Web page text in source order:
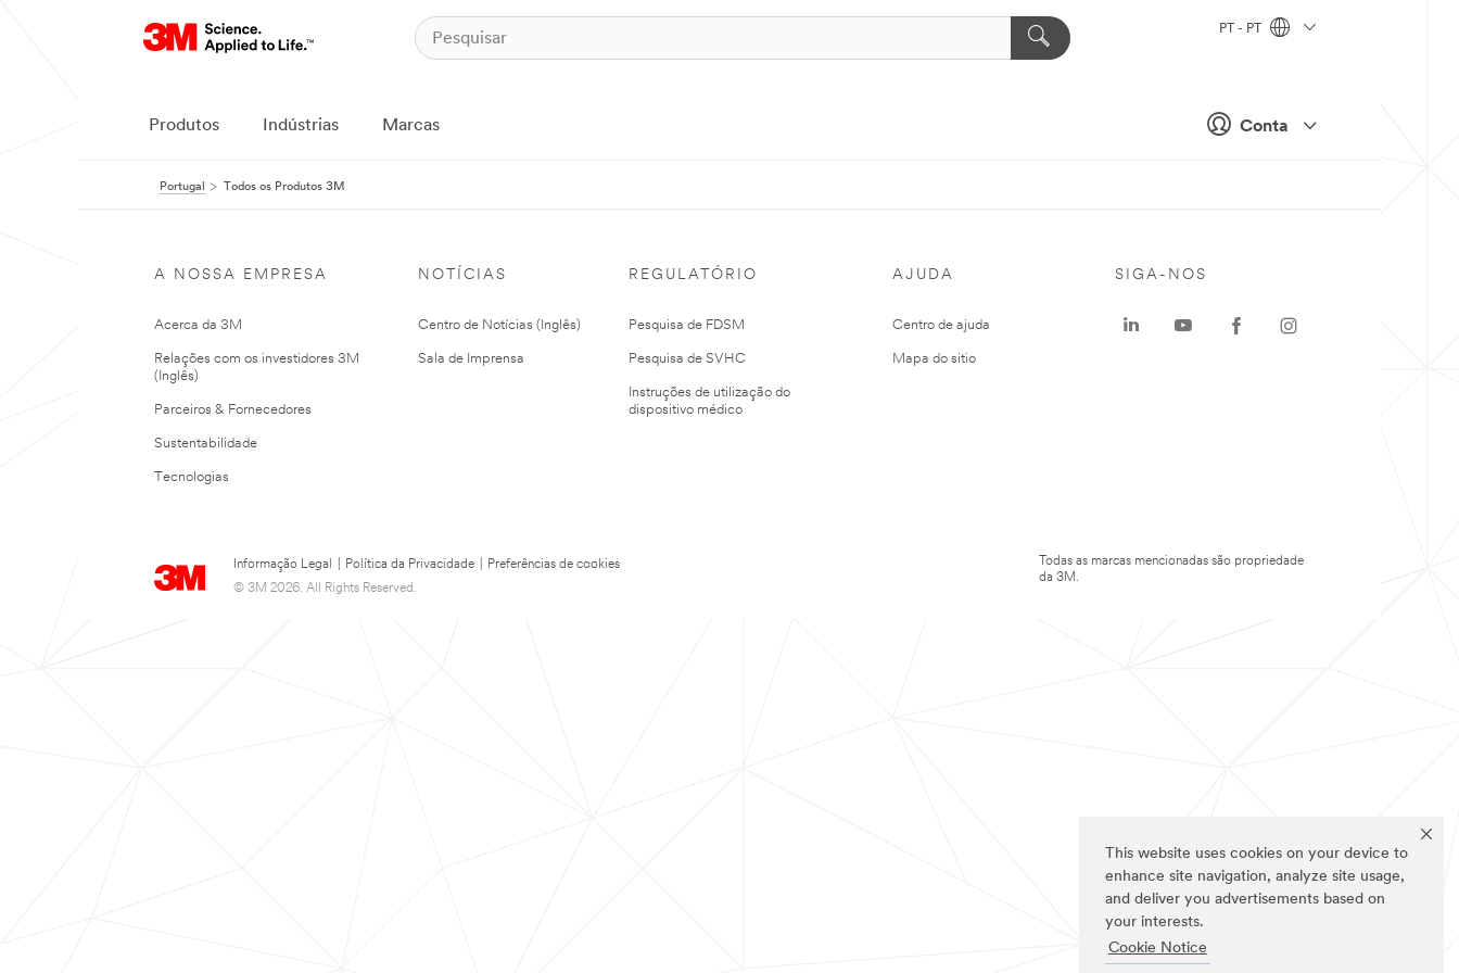
This website uses cookies on your device to
enhance site navigation, analyze site usage,
and deliver you advertisements based on
your interests.
Cookie Notice
Conta
PT - PT
Produtos Indústrias Marcas
Portugal Todos os Produtos 3M
A NOSSA EMPRESA
Acerca da 3M
Relações com os investidores 3M
(Inglês)
Parceiros & Fornecedores
Sustentabilidade
Tecnologias
NOTÍCIAS
Centro de Notícias (Inglês)
Sala de Imprensa
REGULATÓRIO
Pesquisa de FDSM
Pesquisa de SVHC
Instruções de utilização do
dispositivo médico
AJUDA
Centro de ajuda
Mapa do sitio
Informação Legal Política da Privacidade
Preferências de cookies
© 3M 2026. All Rights Reserved.
SIGA-NOS
Todas as marcas mencionadas são propriedade
da 3M.